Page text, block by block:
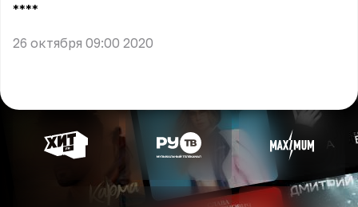
** **
26 октября 09:00 2020